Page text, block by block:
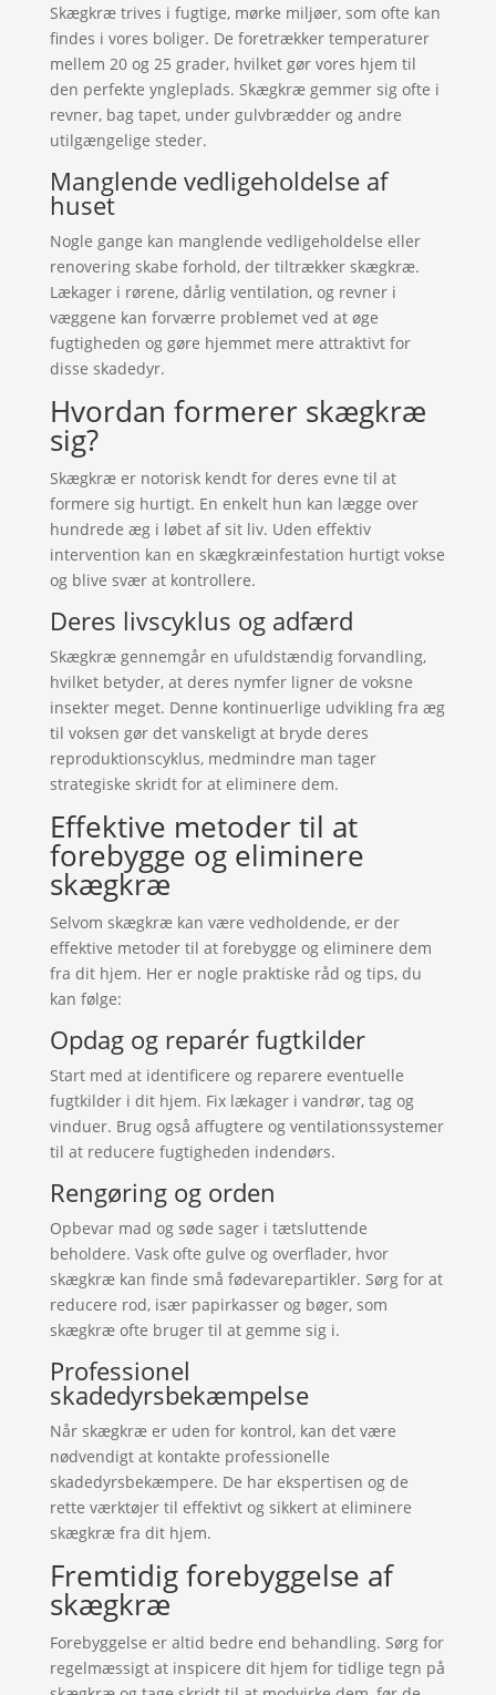
Skægkræ trives i fugtige, mørke miljøer, som ofte kan
findes i vores boliger. De foretrækker temperaturer
mellem 20 og 25 grader, hvilket gør vores hjem til
den perfekte yngleplads. Skægkræ gemmer sig ofte i
revner, bag tapet, under gulvbrædder og andre
utilgængelige steder.
Manglende vedligeholdelse af
huset
Nogle gange kan manglende vedligeholdelse eller
renovering skabe forhold, der tiltrækker skægkræ.
Lækager i rørene, dårlig ventilation, og revner i
væggene kan forværre problemet ved at øge
fugtigheden og gøre hjemmet mere attraktivt for
disse skadedyr.
Hvordan formerer skægkræ
sig?
Skægkræ er notorisk kendt for deres evne til at
formere sig hurtigt. En enkelt hun kan lægge over
hundrede æg i løbet af sit liv. Uden effektiv
intervention kan en skægkræinfestation hurtigt vokse
og blive svær at kontrollere.
Deres livscyklus og adfærd
Skægkræ gennemgår en ufuldstændig forvandling,
hvilket betyder, at deres nymfer ligner de voksne
insekter meget. Denne kontinuerlige udvikling fra æg
til voksen gør det vanskeligt at bryde deres
reproduktionscyklus, medmindre man tager
strategiske skridt for at eliminere dem.
Effektive metoder til at
forebygge og eliminere
skægkræ
Selvom skægkræ kan være vedholdende, er der
effektive metoder til at forebygge og eliminere dem
fra dit hjem. Her er nogle praktiske råd og tips, du
kan følge:
Opdag og reparér fugtkilder
Start med at identificere og reparere eventuelle
fugtkilder i dit hjem. Fix lækager i vandrør, tag og
vinduer. Brug også affugtere og ventilationssystemer
til at reducere fugtigheden indendørs.
Rengøring og orden
Opbevar mad og søde sager i tætsluttende
beholdere. Vask ofte gulve og overflader, hvor
skægkræ kan finde små fødevarepartikler. Sørg for at
reducere rod, især papirkasser og bøger, som
skægkræ ofte bruger til at gemme sig i.
Professionel
skadedyrsbekæmpelse
Når skægkræ er uden for kontrol, kan det være
nødvendigt at kontakte professionelle
skadedyrsbekæmpere. De har ekspertisen og de
rette værktøjer til effektivt og sikkert at eliminere
skægkræ fra dit hjem.
Fremtidig forebyggelse af
skægkræ
Forebyggelse er altid bedre end behandling. Sørg for
regelmæssigt at inspicere dit hjem for tidlige tegn på